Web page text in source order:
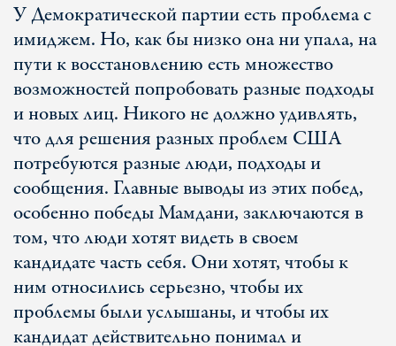
У Демократической партии есть проблема с
имиджем. Но, как бы низко она ни упала, на
пути к восстановлению есть множество
возможностей попробовать разные подходы
и новых лиц. Никого не должно удивлять,
что для решения разных проблем США
потребуются разные люди, подходы и
сообщения. Главные выводы из этих побед,
особенно победы Мамдани, заключаются в
том, что люди хотят видеть в своем
кандидате часть себя. Они хотят, чтобы к
ним относились серьезно, чтобы их
проблемы были услышаны, и чтобы их
кандидат действительно понимал и